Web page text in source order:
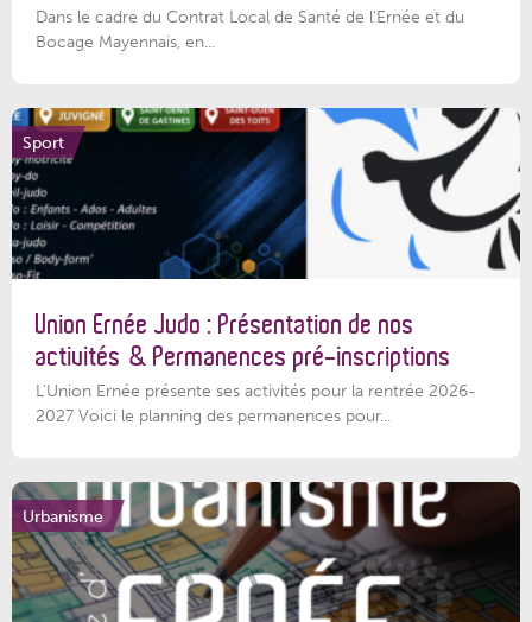
Dans le cadre du Contrat Local de Santé de l’Ernée et du
Bocage Mayennais, en...
Sport
Union Ernée Judo : Présentation de nos
activités & Permanences pré-inscriptions
L'Union Ernée présente ses activités pour la rentrée 2026-
2027 Voici le planning des permanences pour...
Urbanisme